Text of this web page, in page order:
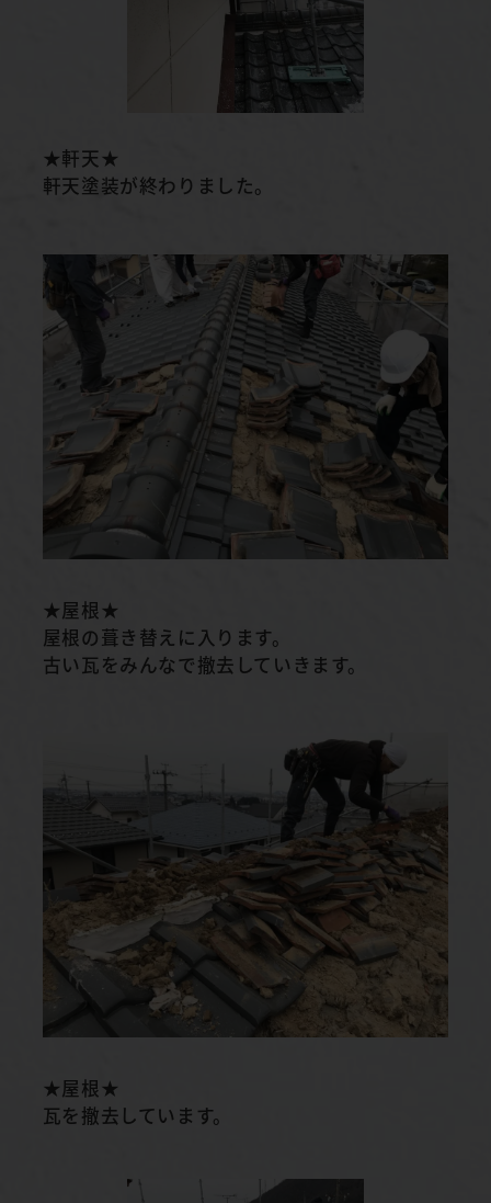
★軒天★
軒天塗装が終わりました。
★屋根★
屋根の葺き替えに入ります。
古い瓦をみんなで撤去していきます。
★屋根★
瓦を撤去しています。